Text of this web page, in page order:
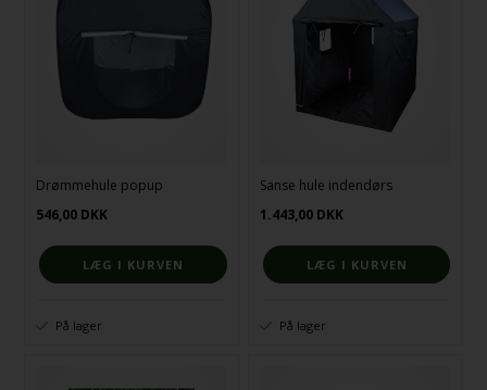
Drømmehule popup
546,00 DKK
På lager
Sanse hule indendørs
1.443,00 DKK
På lager